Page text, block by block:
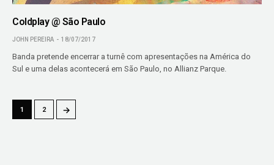
Coldplay @ São Paulo
JOHN PEREIRA 18/07/2017
Banda pretende encerrar a turnê com apresentações na América do
Sul e uma delas acontecerá em São Paulo, no Allianz Parque.
1 2 →